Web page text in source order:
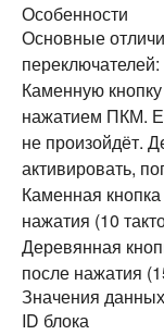
Особенности
Основные
переключателей:
Каменную
нажатием ПКМ.
не произойдёт.
активировать,
Каменная
нажатия (10
Деревянная
после нажатия
Значения данных
ID блока